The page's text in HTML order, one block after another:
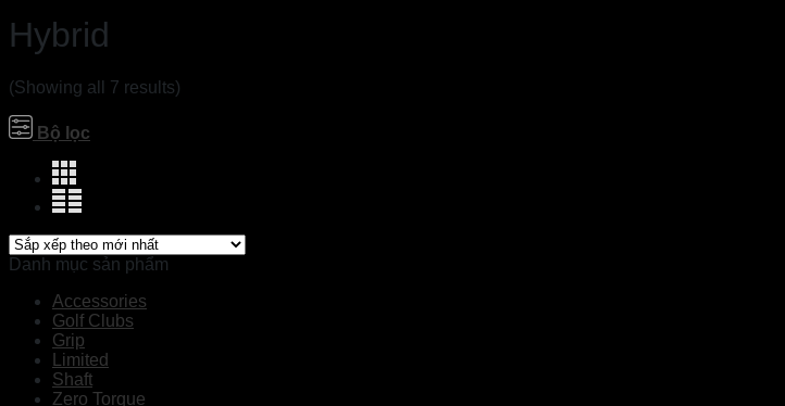
Hybrid
(Showing all 7 results)
Bộ lọc
Danh mục sản phẩm
Accessories
Golf Clubs
Grip
Limited
Shaft
Zero Torque